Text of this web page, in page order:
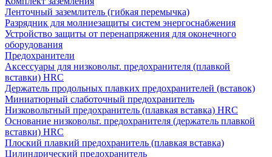
Ленточный заземлитель (гибкая перемычка)
Разрядник для молниезащиты систем энергоснабжения
Устройство защиты от перенапряжения для оконечного
оборудования
Предохранители
Аксессуары для низковольт. предохранителя (плавкой
вставки) HRC
Держатель продольных плавких предохранителей (вставок)
Миниатюрный слаботочный предохранитель
Низковольтный предохранитель (плавкая вставка) HRC
Основание низковольт. предохранителя (держатель плавкой
вставки) HRC
Плоский плавкий предохранитель (плавкая вставка)
Цилиндрический предохранитель